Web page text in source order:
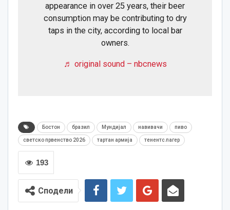
appearance in over 25 years, their beer
consumption may be contributing to dry
taps in the city, according to local bar
owners.
♬ original sound – nbcnews
Бостон бразил Мундијал навивачи пиво
светско првенство 2026 тартан армија тенентс лагер
193
Сподели